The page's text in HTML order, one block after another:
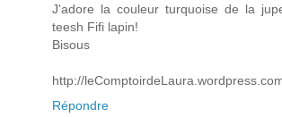
J'adore la couleur turquoise de la
teesh Fifi lapin!
Bisous
http://
Répondre